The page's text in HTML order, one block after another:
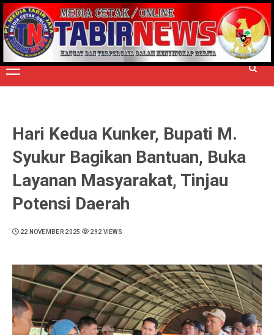
Skip
to
content
TERPERCAYA MENYINGKAP BERITA
Primary
Menu
Hari Kedua Kunker, Bupati M.
Syukur Bagikan Bantuan, Buka
Layanan Masyarakat, Tinjau
Potensi Daerah
22 NOVEMBER 2025 292 VIEWS